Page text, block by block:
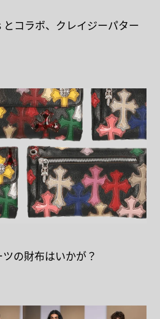
コラボ、クレイジーパター
の財布はいかが？